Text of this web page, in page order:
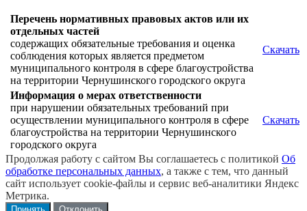
Перечень нормативных правовых актов или их
отдельных частей
содержащих обязательные требования и оценка
соблюдения которых является предметом
муниципального контроля в сфере благоустройства
на территории Чернушинского городского округа
Скачать
Информация о мерах ответственности
при нарушении обязательных требований при
осуществлении муниципального контроля в сфере
благоустройства на территории Чернушинского
городского округа
Скачать
Продолжая работу с сайтом Вы соглашаетесь с политикой Об
обработке персональных данных, а также с тем, что данный
сайт использует cookie-файлы и сервис веб-аналитики Яндекс
Метрика.